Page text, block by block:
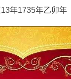
年1735年乙卯年